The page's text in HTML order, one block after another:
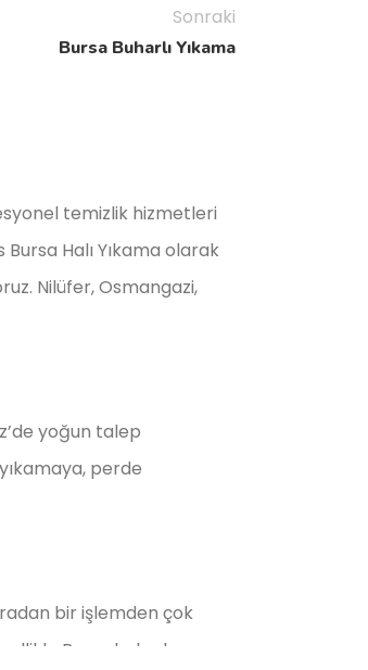
Sonraki
Bursa Buharlı Yıkama
temizlik hizmetleri
Halı Yıkama olarak
Nilüfer, Osmangazi,
yoğun talep
perde
bir işlemden çok
Bursa halı yıkama